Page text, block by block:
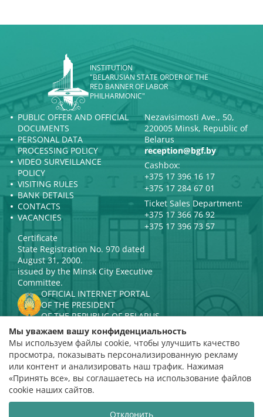
INSTITUTION
"BELARUSIAN STATE ORDER OF THE
RED BANNER OF LABOR
PHILHARMONIC"
PUBLIC OFFER AND OFFICIAL
DOCUMENTS
PERSONAL DATA
PROCESSING POLICY
VIDEO SURVEILLANCE
POLICY
VISITING RULES
BANK DETAILS
CONTACTS
VACANCIES
Nezavisimosti Ave., 50,
220005 Minsk, Republic of
Belarus
reception@bgf.by
Cashbox:
+375 17 396 16 17
+375 17 284 67 01
Ticket Sales Department:
+375 17 366 76 92
+375 17 396 73 57
Certificate
State Registration No. 970 dated
August 31, 2000.
issued by the Minsk City Executive
Committee.
OFFICIAL INTERNET PORTAL
OF THE PRESIDENT
OF THE REPUBLIC OF BELARUS
MINISTRY OF CULTURE OF THE
REPUBLIC OF BELARUS
PORTAL
RATING ASSESSMENT
Rating 4.9
based on 112 reviews
Мы уважаем вашу конфиденциальность
Мы используем файлы cookie, чтобы улучшить качество
просмотра, показывать персонализированную рекламу
или контент и анализировать наш трафик. Нажимая
«Принять все», вы соглашаетесь на использование файлов
cookie наших сайтов.
Отклонить